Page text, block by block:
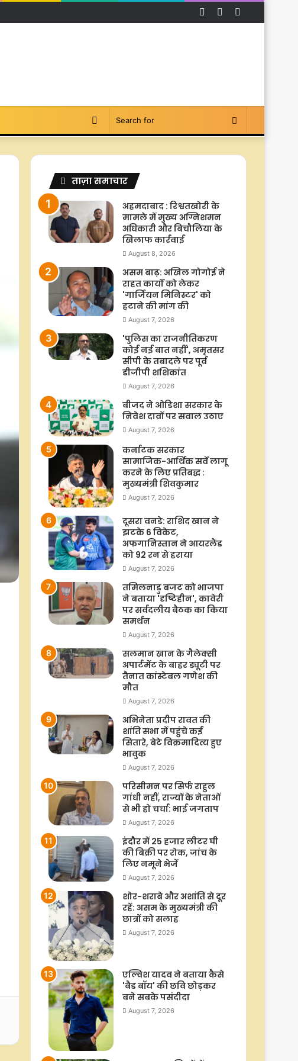
YouTube
Facebook
Search
Switch
ताज़ा समाचार
अहमदाबाद : रिश्वतखोरी के
मामले में मुख्य अग्निशमन
अधिकारी और बिचौलिया के
खिलाफ कार्रवाई
August 8, 2026
असम बाढ़: अखिल गोगोई ने
राहत कार्यों को लेकर
'गार्जियन मिनिस्टर' को
हटाने की मांग की
August 7, 2026
'पुलिस का राजनीतिकरण
कोई नई बात नहीं', अमृतसर
सीपी के तबादले पर पूर्व
डीजीपी शशिकांत
August 7, 2026
बीजद ने ओडिशा सरकार के
निवेश दावों पर सवाल उठाए
August 7, 2026
कर्नाटक सरकार
सामाजिक-आर्थिक सर्वे लागू
करने के लिए प्रतिबद्ध :
मुख्यमंत्री शिवकुमार
August 7, 2026
दूसरा वनडे: राशिद खान ने
झटके 6 विकेट,
अफगानिस्तान ने आयरलैंड
को 92 रन से हराया
August 7, 2026
तमिलनाडु बजट को भाजपा
ने बताया 'दृष्टिहीन', कावेरी
पर सर्वदलीय बैठक का किया
समर्थन
August 7, 2026
सलमान खान के गैलेक्सी
अपार्टमेंट के बाहर ड्यूटी पर
तैनात कांस्टेबल गणेश की
मौत
August 7, 2026
अभिनेता प्रदीप रावत की
शांति सभा में पहुंचे कई
सितारे, बेटे विक्रमादित्य हुए
भावुक
August 7, 2026
परिसीमन पर सिर्फ राहुल
गांधी नहीं, राज्यों के नेताओं
से भी हो चर्चा: भाई जगताप
August 7, 2026
इंदौर में 25 हजार लीटर घी
की बिक्री पर रोक, जांच के
लिए नमूने भेजें
August 7, 2026
शोर-शराबे और अशांति से दूर
रहें: असम के मुख्यमंत्री की
छात्रों को सलाह
August 7, 2026
एल्विश यादव ने बताया कैसे
'बैड बॉय' की छवि छोड़कर
बने सबके पसंदीदा
August 7, 2026